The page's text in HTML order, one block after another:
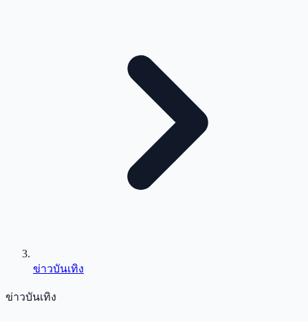
ข่าวบันเทิง
ข่าวบันเทิง